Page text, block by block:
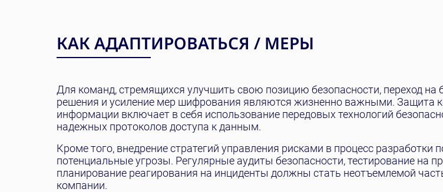
КАК АДАПТИРОВАТЬСЯ / МЕРЫ
Для команд, стремящихся улучшить свою позицию безопасности, переход на
решения и усиление мер шифрования являются жизненно важными. Защита
информации включает в себя использование передовых технологий
надежных протоколов доступа к данным.
Кроме того, внедрение стратегий управления рисками в процесс разработки
потенциальные угрозы. Регулярные аудиты безопасности, тестирование на
планирование реагирования на инциденты должны стать неотъемлемой
компании.